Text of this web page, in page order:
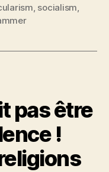
, socialism,
pas être
!
a
S